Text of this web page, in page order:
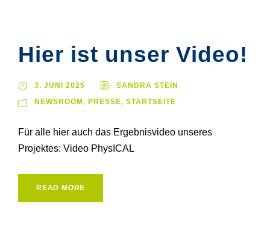
Hier ist unser Video!
3. JUNI 2025 SANDRA STEIN
NEWSROOM , PRESSE, STARTSEITE
Für alle hier auch das Ergebnisvideo unseres
Projektes: Video PhysICAL
READ MORE